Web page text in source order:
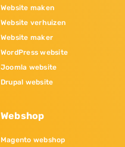
Website maken
Website verhuizen
Website maker
WordPress website
Joomla website
Drupal website
Webshop
Magento webshop